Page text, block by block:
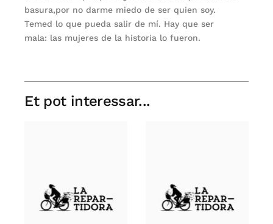
basura,por no darme miedo de ser quien soy.
Temed lo que pueda salir de mí. Hay que ser
mala: las mujeres de la historia lo fueron.
Et pot interessar...